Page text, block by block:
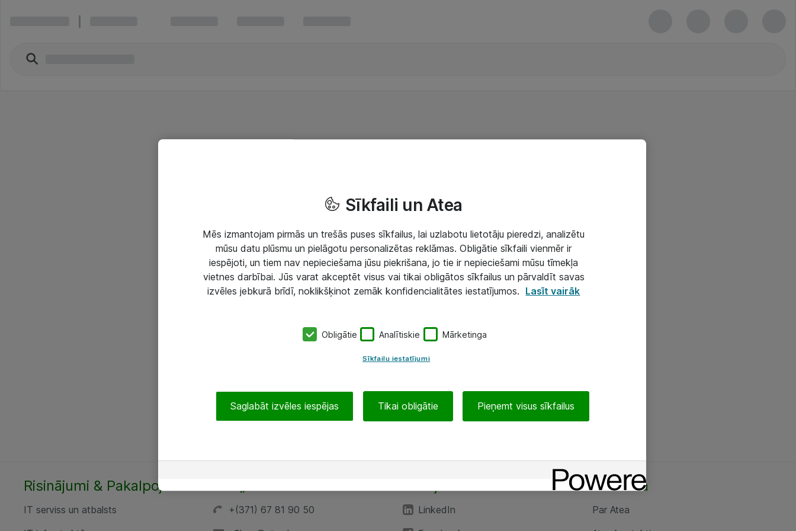
Risinājumi & Pakalpojumi
IT serviss un atbalsts
+(371) 67 81 90 50
LinkedIn
Par Atea
Par Atea
Sīkfaili un Atea
Mēs izmantojam pirmās un trešās puses sīkfailus, lai uzlabotu lietotāju pieredzi, analizētu
mūsu datu plūsmu un pielāgotu personalizētas reklāmas. Obligātie sīkfaili vienmēr ir
iespējoti, un tiem nav nepieciešama jūsu piekrišana, jo tie ir nepieciešami mūsu tīmekļa
vietnes darbībai. Jūs varat akceptēt visus vai tikai obligātos sīkfailus un pārvaldīt savas
izvēles jebkurā brīdī, noklikšķinot zemāk konfidencialitātes iestatījumos. Lasīt vairāk
Obligātie Analītiskie Mārketinga
Sīkfailu iestatījumi
Saglabāt izvēles iespējas Tikai obligātie Pieņemt visus sīkfailus